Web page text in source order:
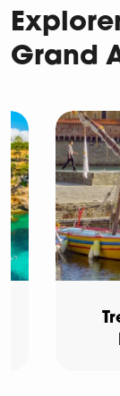
Grand